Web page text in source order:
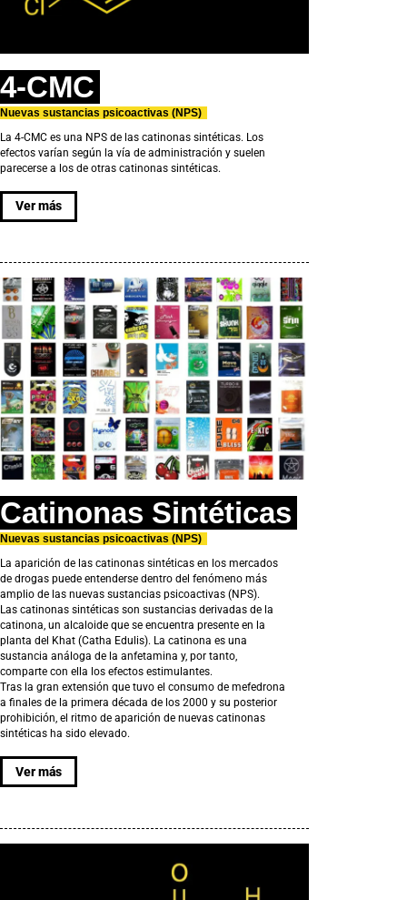
4-CMC
Nuevas sustancias psicoactivas (NPS)
La 4-CMC es una NPS de las catinonas sintéticas. Los
efectos varían según la vía de administración y suelen
parecerse a los de otras catinonas sintéticas.
Ver más
Catinonas Sintéticas
Nuevas sustancias psicoactivas (NPS)
La aparición de las catinonas sintéticas en los mercados
de drogas puede entenderse dentro del fenómeno más
amplio de las nuevas sustancias psicoactivas (NPS).
Las catinonas sintéticas son sustancias derivadas de la
catinona, un alcaloide que se encuentra presente en la
planta del Khat (Catha Edulis). La catinona es una
sustancia análoga de la anfetamina y, por tanto,
comparte con ella los efectos estimulantes.
Tras la gran extensión que tuvo el consumo de mefedrona
a finales de la primera década de los 2000 y su posterior
prohibición, el ritmo de aparición de nuevas catinonas
sintéticas ha sido elevado.
Ver más